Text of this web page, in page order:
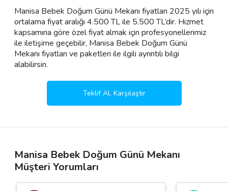
Manisa Bebek Doğum Günü Mekanı fiyatları 2025 yılı için
ortalama fiyat aralığı 4.500 TL ile 5.500 TL’dir. Hizmet
kapsamına göre özel fiyat almak için profesyonellerimiz
ile iletişime geçebilir, Manisa Bebek Doğum Günü
Mekanı fiyatları ve paketleri ile ilgili ayrıntılı bilgi
alabilirsin.
Teklif Al, Karşılaştır
Manisa Bebek Doğum Günü Mekanı
Müşteri Yorumları